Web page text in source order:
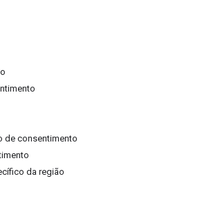
de consentimento
da região